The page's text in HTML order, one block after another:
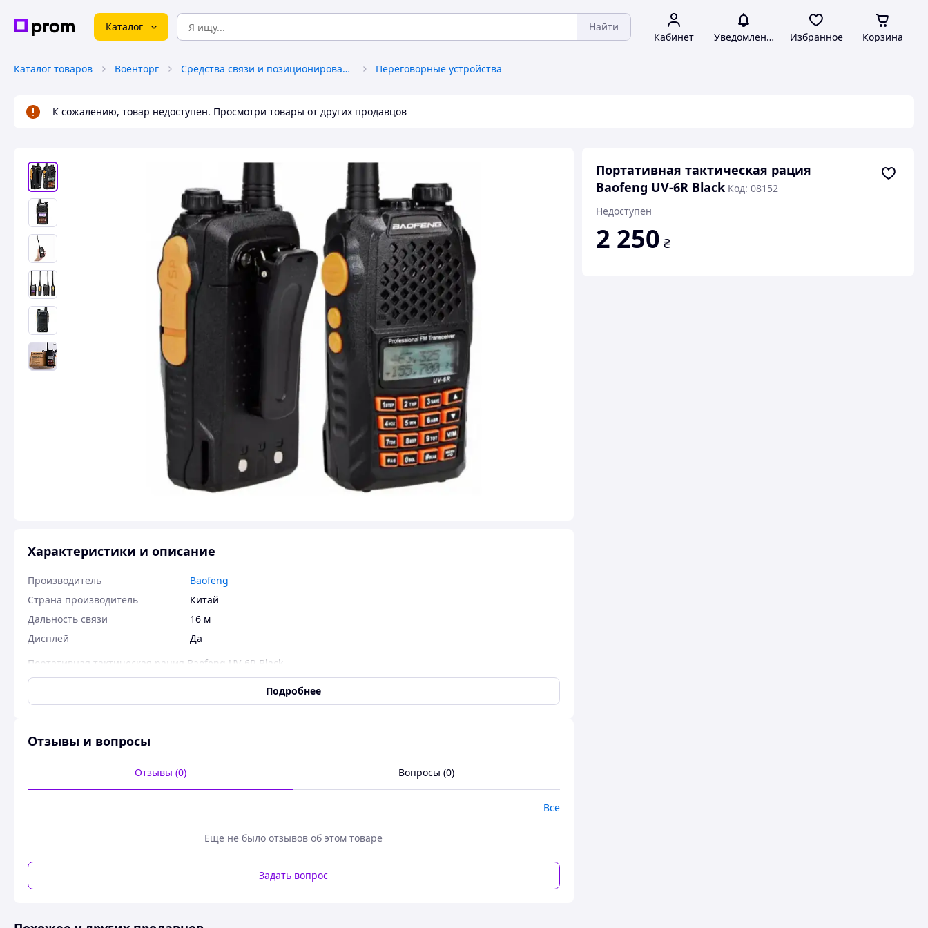
Каталог Найти
Кабинет Уведомления Избранное Корзина
Каталог товаров Военторг Средства связи и позиционирования Переговорные устройства
К сожалению, товар недоступен. Просмотри товары от других продавцов
Портативная тактическая рация
Baofeng UV-6R Black Код: 08152
Недоступен
2 250 ₴
Характеристики и описание
Производитель
Baofeng
Страна производитель
Китай
Дальность связи
16 м
Дисплей
Да
Портативная тактическая рация Baofeng UV-6R Black
Подробнее
Отзывы и вопросы
Отзывы (0) Вопросы (0)
Все
Еще не было отзывов об этом товаре
Задать вопрос